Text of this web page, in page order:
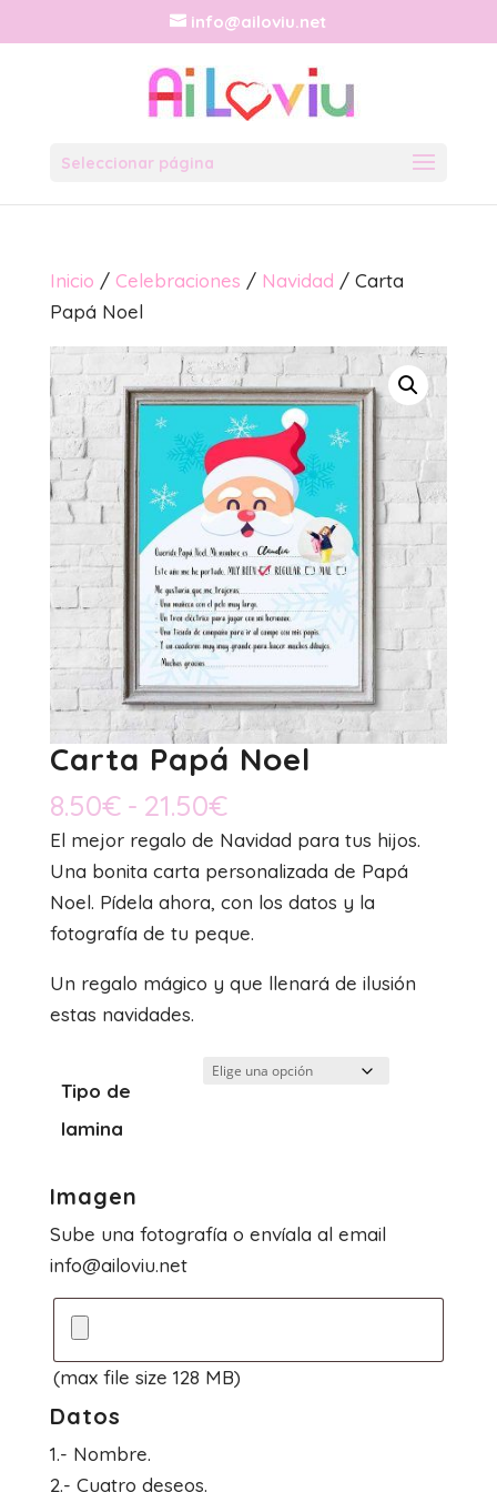
info@ailoviu.net
Seleccionar página
Inicio / Celebraciones / Navidad / Carta
Papá Noel
Carta Papá Noel
8.50€ - 21.50€Rango
de
precios:
desde
8.50€
21.50€
El mejor regalo de Navidad para tus hijos.
Una bonita carta personalizada de Papá
Noel. Pídela ahora, con los datos y la
fotografía de tu peque.
Un regalo mágico y que llenará de ilusión
estas navidades.
Tipo de
lamina
Imagen
Sube una fotografía o envíala al email
info@ailoviu.net
(max file size 128 MB)
Datos
1.- Nombre.
2.- Cuatro deseos.